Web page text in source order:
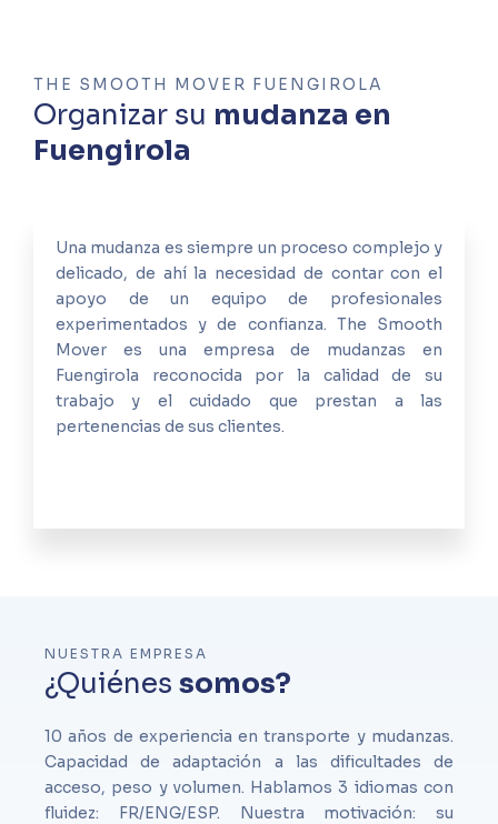
THE SMOOTH MOVER FUENGIROLA
Organizar su mudanza en
Fuengirola
Una mudanza es siempre un proceso complejo y
delicado, de ahí la necesidad de contar con el
apoyo de un equipo de profesionales
experimentados y de confianza. The Smooth
Mover es una empresa de mudanzas en
Fuengirola reconocida por la calidad de su
trabajo y el cuidado que prestan a las
pertenencias de sus clientes.
NUESTRA EMPRESA
¿Quiénes somos?
10 años de experiencia en transporte y mudanzas.
Capacidad de adaptación a las dificultades de
acceso, peso y volumen. Hablamos 3 idiomas con
fluidez: FR/ENG/ESP. Nuestra motivación: su